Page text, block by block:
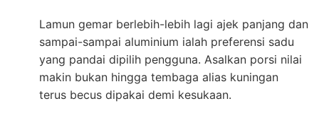
Lamun gemar berlebih-lebih lagi ajek panjang dan
sampai-sampai aluminium ialah preferensi sadu
yang pandai dipilih pengguna. Asalkan porsi nilai
makin bukan hingga tembaga alias kuningan
terus becus dipakai demi kesukaan.